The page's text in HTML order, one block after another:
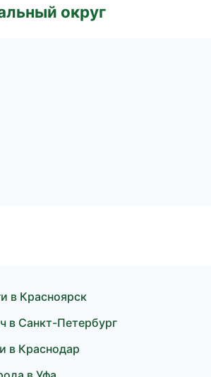
округ
в Красноярск
в Санкт-Петербург
в Краснодар